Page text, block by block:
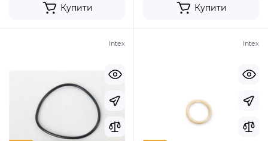
Купити Купити
Intex Intex